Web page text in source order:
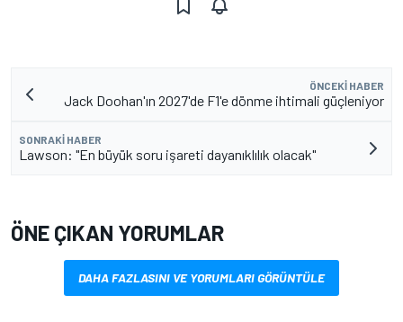
ÖNCEKI HABER
Jack Doohan'ın 2027'de F1'e dönme ihtimali güçleniyor
SONRAKI HABER
Lawson: "En büyük soru işareti dayanıklılık olacak"
ÖNE ÇIKAN YORUMLAR
DAHA FAZLASINI VE YORUMLARI GÖRÜNTÜLE